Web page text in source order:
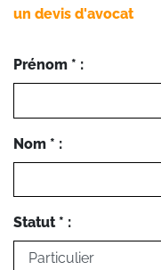
un devis d'avocat
Prénom * :
Nom * :
Statut * :